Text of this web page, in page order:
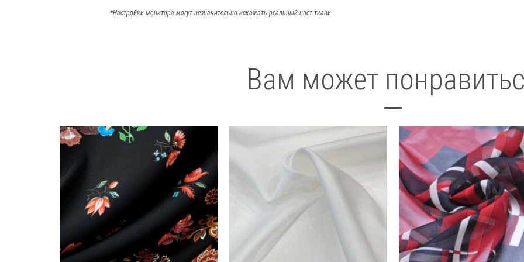
*Настройки монитора могут незначительно искажать реальный цвет ткани
Вам может